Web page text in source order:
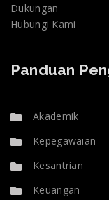
Dukungan
Hubungi Kami
Panduan
Akademik
Kepegawaian
Kesantrian
Keuangan